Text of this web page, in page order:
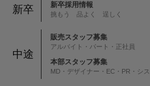
新卒 新卒採用情報
挑もう 品よく 逞しく
中途
販売スタッフ募集
アルバイト・パート・正社員
本部スタッフ募集
MD・デザイナー・EC・PR・シ